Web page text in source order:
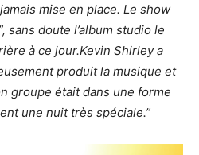
mise en place. Le show
sans doute l’album studio le
à ce jour.Kevin Shirley a
produit la musique et
groupe était dans une forme
une nuit très spéciale.”